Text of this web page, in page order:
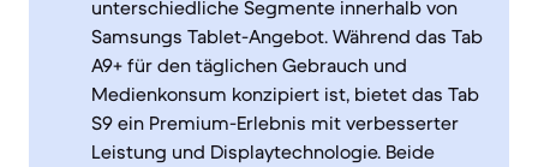
unterschiedliche Segmente innerhalb von
Samsungs Tablet-Angebot. Während das Tab
A9+ für den täglichen Gebrauch und
Medienkonsum konzipiert ist, bietet das Tab
S9 ein Premium-Erlebnis mit verbesserter
Leistung und Displaytechnologie. Beide